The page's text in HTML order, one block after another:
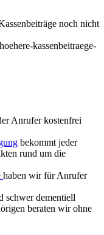
noch nicht
kassenbeitraege-
Anrufer kostenfrei
bekommt jeder
rund um die
haben wir für Anrufer
schwer dementiell
beraten wir ohne